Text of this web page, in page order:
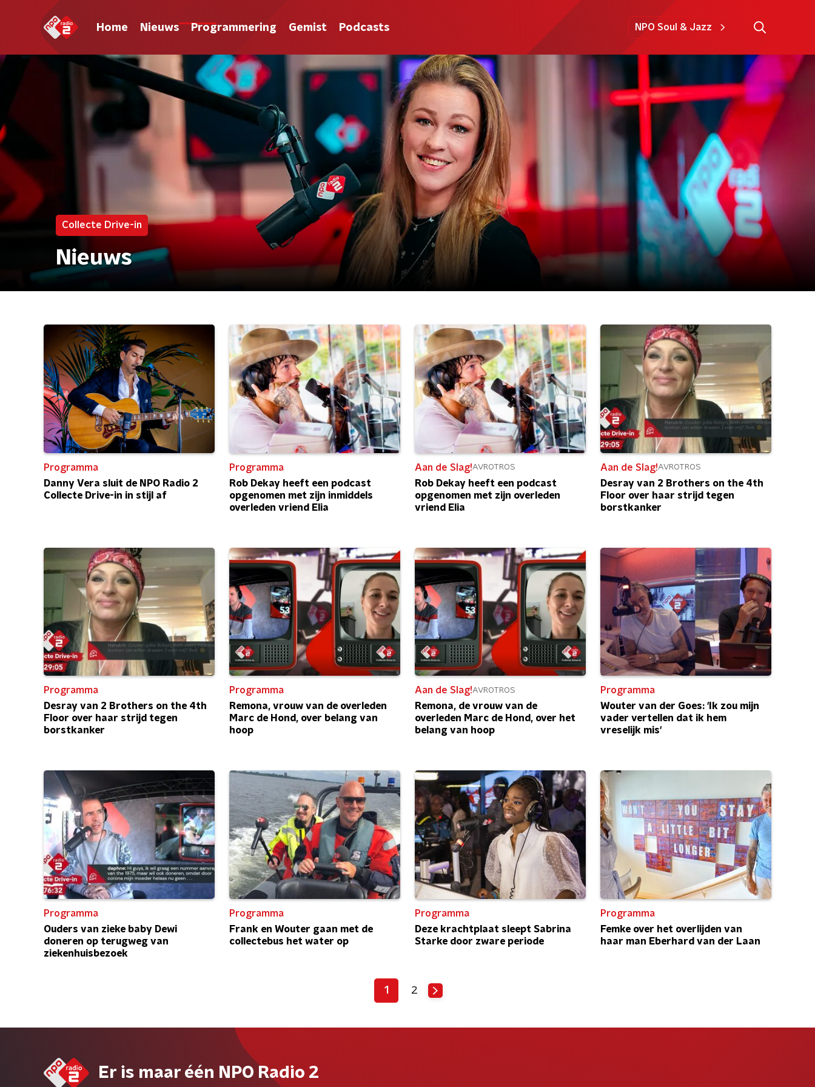
Home Nieuws Programmering Gemist Podcasts NPO Soul & Jazz
Collecte Drive-in
Nieuws
Programma
Danny Vera sluit de NPO Radio 2
Collecte Drive-in in stijl af
Programma
Rob Dekay heeft een podcast
opgenomen met zijn inmiddels
overleden vriend Elia
Aan de Slag!AVROTROS
Rob Dekay heeft een podcast
opgenomen met zijn overleden
vriend Elia
Aan de Slag!AVROTROS
Desray van 2 Brothers on the 4th
Floor over haar strijd tegen
borstkanker
Programma
Desray van 2 Brothers on the 4th
Floor over haar strijd tegen
borstkanker
Programma
Remona, vrouw van de overleden
Marc de Hond, over belang van
hoop
Aan de Slag!AVROTROS
Remona, de vrouw van de
overleden Marc de Hond, over het
belang van hoop
Programma
Wouter van der Goes: 'Ik zou mijn
vader vertellen dat ik hem
vreselijk mis'
Programma
Ouders van zieke baby Dewi
doneren op terugweg van
ziekenhuisbezoek
Programma
Frank en Wouter gaan met de
collectebus het water op
Programma
Deze krachtplaat sleept Sabrina
Starke door zware periode
Programma
Femke over het overlijden van
haar man Eberhard van der Laan
1 2
Er is maar één NPO Radio 2